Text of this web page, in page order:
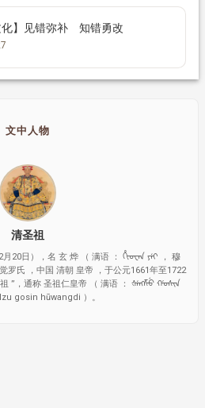
化】见错弥补 知错勇改
文中人物
清圣祖
20日），名 玄 烨 （ 满语 ： ᡥᡳᠣᠸᠠᠨ ᠶᡝᡳ ， 穆
罗氏 ，中国 清朝 皇帝 ，于公元1661年至1722
”，通称 圣祖仁皇帝 （ 满语 ： ᡧᡝᠩᡯᡠ ᡤᠣᠰᡳᠨ
gosin hūwangdi ）。